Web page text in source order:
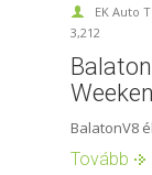
EK Auto
3,212
BalatonV8
Tovább